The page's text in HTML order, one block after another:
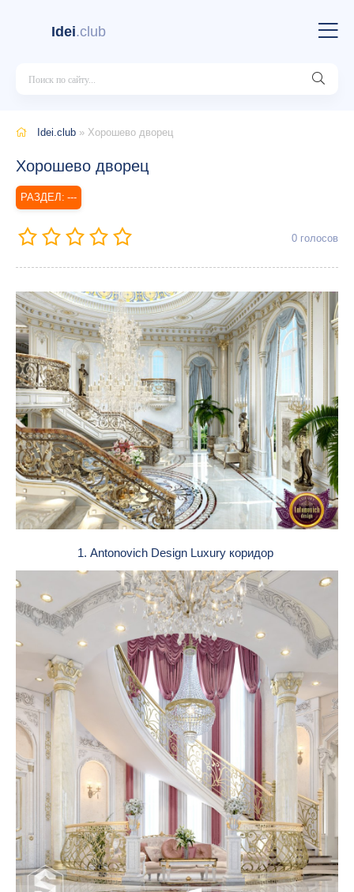
Idei.club
Idei.club » Хорошево дворец
Хорошево дворец
---
0 голосов
1. Antonovich Design Luxury коридор